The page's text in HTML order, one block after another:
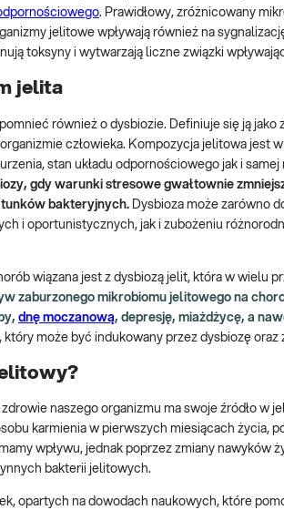
. Prawidłowy, zróżnicowany
jelitowe wpływają również na
toksyny i wytwarzają liczne związki
jelita
również o dysbiozie. Definiuje się ją jako
człowieka. Kompozycja jelitowa jest
stan układu odpornościowego jak i samej
gdy warunki stresowe gwałtownie
bakteryjnych. Dysbioza może zarówno
i oportunistycznych, jak i zubożeniu
wiązana jest z dysbiozą jelit, która w wielu
zaburzonego mikrobiomu jelitowego na
dnę moczanową, depresję, miażdżycę, a
może być indukowany przez dysbiozę
naszego organizmu ma swoje źródło w
karmienia w pierwszych miesiącach życia,
wpływu, jednak poprzez zmiany nawyków
bakterii jelitowych.
opartych na dowodach naukowych, które